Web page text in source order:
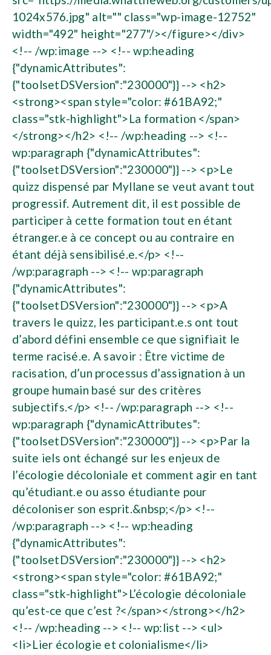
1024x576.jpg" alt="" class="wp-image-12752"
width="492" height="277"/></figure></div>
<!-- /wp:image --> <!-- wp:heading
{"dynamicAttributes":
{"toolsetDSVersion":"230000"}} --> <h2>
<strong><span style="color: #61BA92;"
class="stk-highlight">La formation </span>
</strong></h2> <!-- /wp:heading --> <!--
wp:paragraph {"dynamicAttributes":
{"toolsetDSVersion":"230000"}} --> <p>Le
quizz dispensé par Myllane se veut avant tout
progressif. Autrement dit, il est possible de
participer à cette formation tout en étant
étranger.e à ce concept ou au contraire en
étant déjà sensibilisé.e.</p> <!--
/wp:paragraph --> <!-- wp:paragraph
{"dynamicAttributes":
{"toolsetDSVersion":"230000"}} --> <p>A
travers le quizz, les participant.e.s ont tout
d’abord défini ensemble ce que signifiait le
terme racisé.e. A savoir : Être victime de
racisation, d’un processus d’assignation à un
groupe humain basé sur des critères
subjectifs.</p> <!-- /wp:paragraph --> <!--
wp:paragraph {"dynamicAttributes":
{"toolsetDSVersion":"230000"}} --> <p>Par la
suite iels ont échangé sur les enjeux de
l’écologie décoloniale et comment agir en tant
qu’étudiant.e ou asso étudiante pour
décoloniser son esprit.&nbsp;</p> <!--
/wp:paragraph --> <!-- wp:heading
{"dynamicAttributes":
{"toolsetDSVersion":"230000"}} --> <h2>
<strong><span style="color: #61BA92;"
class="stk-highlight">L’écologie décoloniale
qu’est-ce que c’est ?</span></strong></h2>
<!-- /wp:heading --> <!-- wp:list --> <ul>
<li>Lier écologie et colonialisme</li>